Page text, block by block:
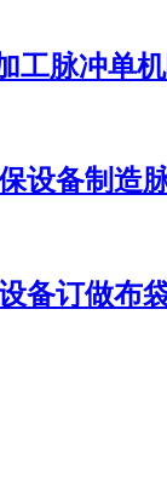
工脉冲单
设备制造
备订做布